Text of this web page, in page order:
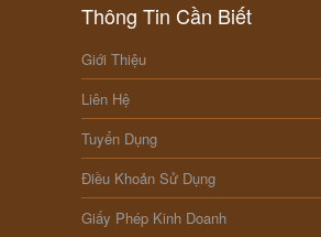
Thông Tin Cần Biết
Giới Thiệu
Liên Hệ
Tuyển Dụng
Điều Khoản Sử Dụng
Giấy Phép Kinh Doanh